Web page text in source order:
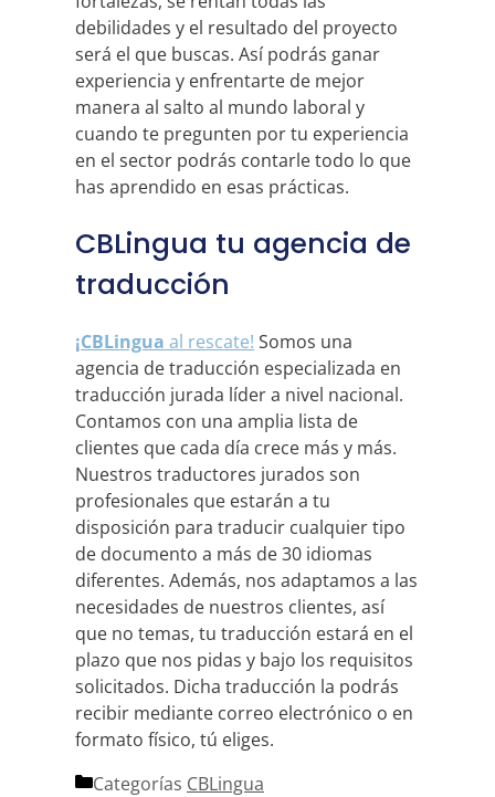
debilidades y el resultado del proyecto
será el que buscas. Así podrás ganar
experiencia y enfrentarte de mejor
manera al salto al mundo laboral y
cuando te pregunten por tu experiencia
en el sector podrás contarle todo lo que
has aprendido en esas prácticas.
CBLingua tu agencia de
traducción
¡CBLingua al rescate! Somos una
agencia de traducción especializada en
traducción jurada líder a nivel nacional.
Contamos con una amplia lista de
clientes que cada día crece más y más.
Nuestros traductores jurados son
profesionales que estarán a tu
disposición para traducir cualquier tipo
de documento a más de 30 idiomas
diferentes. Además, nos adaptamos a las
necesidades de nuestros clientes, así
que no temas, tu traducción estará en el
plazo que nos pidas y bajo los requisitos
solicitados. Dicha traducción la podrás
recibir mediante correo electrónico o en
formato físico, tú eliges.
Categorías CBLingua